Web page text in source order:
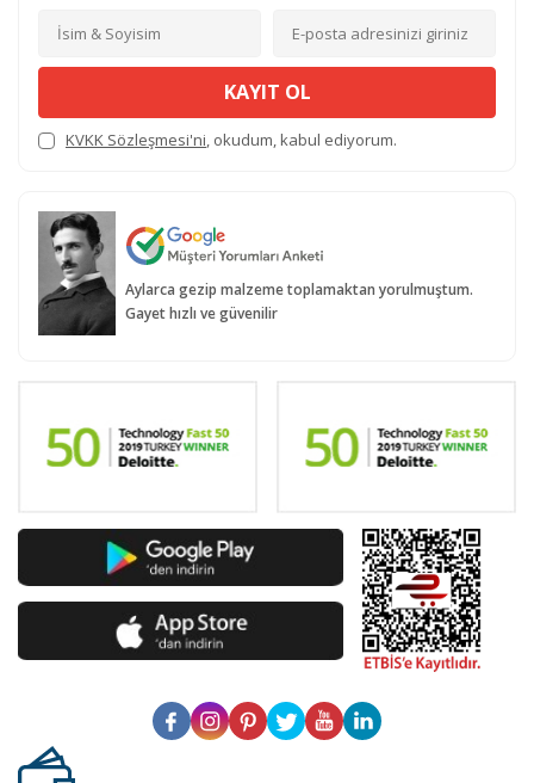
KAYIT OL
KVKK Sözleşmesi'ni, okudum, kabul ediyorum.
Aylarca gezip malzeme toplamaktan yorulmuştum.
Gayet hızlı ve güvenilir